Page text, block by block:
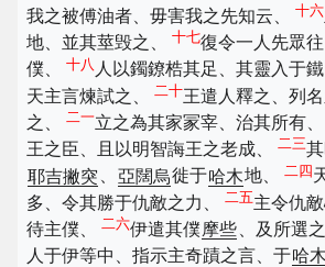
我之被傅油者、毋害我之先知云、 十六
地、並其莖毁之、 十七復令一人先眾往
僕、 十八 人以鐲鐐梏其足、其靈入于鐵
天主言煉試之、
二十王遣人釋之、列
之、
二一立之為其家冡宰、治其所有、
王之臣、且以明智誨王之老成、 二三
耶吉撇突 、 亞闊烏徙于哈木地、 二四
多、令其勝于仇敵之力、
二五主令仇
待主僕、 二六伊遣其僕摩些、及所選之
人于伊等中、指示主奇蹟之言、于哈木